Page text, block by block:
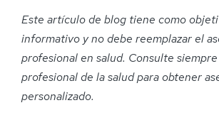
Este artículo de blog tiene como
informativo y no debe reemplazar el
profesional en salud. Consulte
profesional de la salud para obtener
personalizado.